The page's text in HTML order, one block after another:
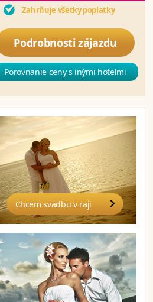
Zahrňuje všetky poplatky
Podrobnosti zájazdu
Porovnanie ceny s inými hotelmi
Chcem svadbu v raji